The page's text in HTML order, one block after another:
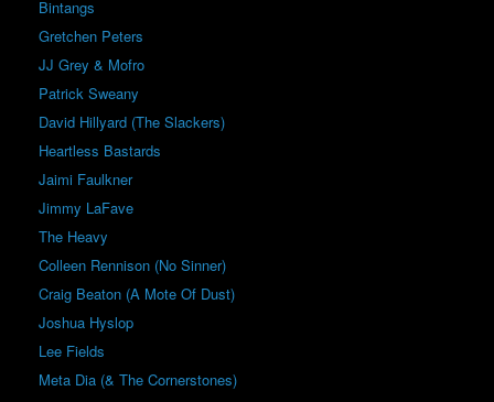
Bintangs
Gretchen Peters
JJ Grey & Mofro
Patrick Sweany
David Hillyard (The Slackers)
Heartless Bastards
Jaimi Faulkner
Jimmy LaFave
The Heavy
Colleen Rennison (No Sinner)
Craig Beaton (A Mote Of Dust)
Joshua Hyslop
Lee Fields
Meta Dia (& The Cornerstones)